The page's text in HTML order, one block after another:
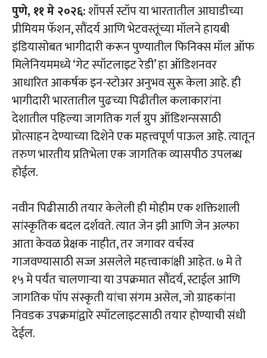
पुणे, ११ मे २०२६:शॉपर्स स्टॉप या भारतातील आघाडीच्या
प्रीमियम फॅशन, सौंदर्य आणि भेटवस्तूंच्या मॉलने हायबी
इंडियासोबत भागीदारी करून पुण्यातील फिनिक्स मॉल ऑफ
मिलेनियममध्ये ‘गेट स्पॉटलाइट रेडी’ हा ऑडिशनवर
आधारित आकर्षक इन-स्टोअर अनुभव सुरू केला आहे. ही
भागीदारी भारतातील पुढच्या पिढीतील कलाकारांना
देशातील पहिल्या जागतिक गर्ल ग्रुप ऑडिशन्ससाठी
प्रोत्साहन देण्याच्या दिशेने एक महत्त्वपूर्ण पाऊल आहे. त्यातून
तरुण भारतीय प्रतिभेला एक जागतिक व्यासपीठ उपलब्ध
होईल.
नवीन पिढीसाठी तयार केलेली ही मोहीम एक शक्तिशाली
सांस्कृतिक बदल दर्शवते. त्यात जेन झी आणि जेन अल्फा
आता केवळ प्रेक्षक नाहीत, तर जगावर वर्चस्व
गाजवण्यासाठी सज्ज असलेले महत्त्वाकांक्षी आहेत. ७ मे ते
१५ मे पर्यंत चालणाऱ्या या उपक्रमात सौंदर्य, स्टाईल आणि
जागतिक पॉप संस्कृती यांचा संगम असेल, जो ग्राहकांना
निवडक उपक्रमांद्वारे स्पॉटलाइटसाठी तयार होण्याची संधी
देईल.